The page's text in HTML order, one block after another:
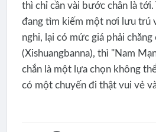
thì chỉ cần vài bước chân là tới.
đang tìm kiếm một nơi lưu trú
nghi, lại có mức giá phải chăng
(Xishuangbanna), thì "Nam
chắn là một lựa chọn không
có một chuyến đi thật vui vẻ